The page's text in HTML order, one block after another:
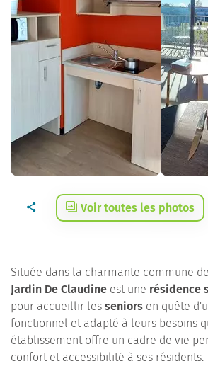
Voir toutes les photos
Située dans la charmante commune
Jardin De Claudine est une résidence
pour accueillir les seniors en quête
fonctionnel et adapté à leurs besoins
établissement offre un cadre de vie
confort et accessibilité à ses résidents.